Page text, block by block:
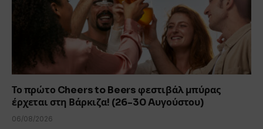
Το πρώτο Cheers to Beers φεστιβάλ μπύρας
έρχεται στη Βάρκιζα! (26-30 Aυγούστου)
06/08/2026